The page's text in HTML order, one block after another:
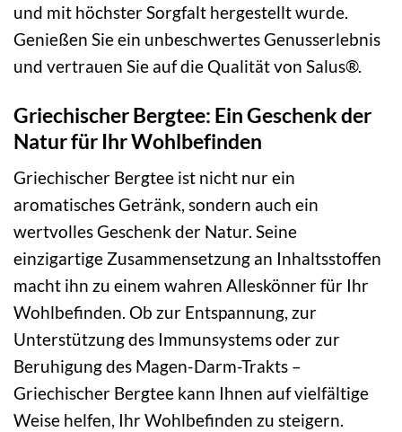
und mit höchster Sorgfalt hergestellt wurde.
Genießen Sie ein unbeschwertes Genusserlebnis
und vertrauen Sie auf die Qualität von Salus®.
Griechischer Bergtee: Ein Geschenk der
Natur für Ihr Wohlbefinden
Griechischer Bergtee ist nicht nur ein
aromatisches Getränk, sondern auch ein
wertvolles Geschenk der Natur. Seine
einzigartige Zusammensetzung an Inhaltsstoffen
macht ihn zu einem wahren Alleskönner für Ihr
Wohlbefinden. Ob zur Entspannung, zur
Unterstützung des Immunsystems oder zur
Beruhigung des Magen-Darm-Trakts –
Griechischer Bergtee kann Ihnen auf vielfältige
Weise helfen, Ihr Wohlbefinden zu steigern.